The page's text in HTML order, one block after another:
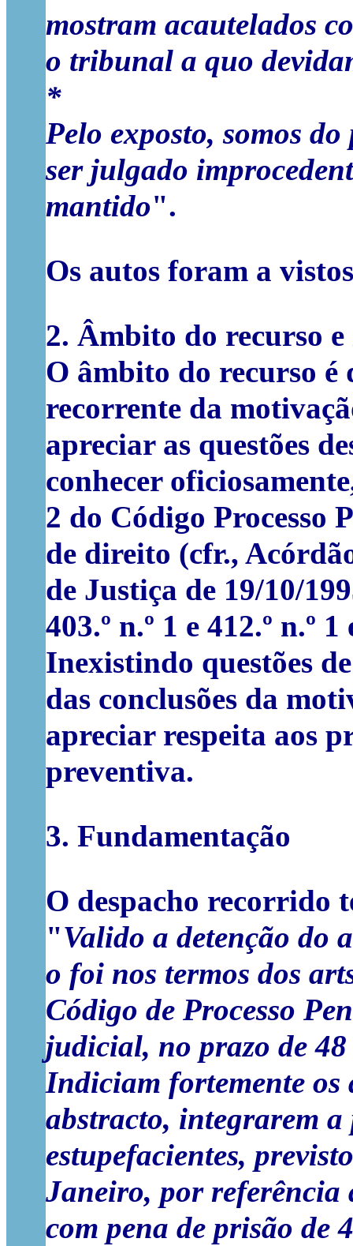
mostram acautelados
o tribunal a quo
*
Pelo exposto, somos
ser julgado
mantido".
Os autos foram a
2. Âmbito do recurso
O âmbito do recurso é
recorrente da
apreciar as questões
conhecer
2 do Código Processo
de direito (cfr.,
de Justiça de 19/10/
403.º n.º 1 e 412.º n.º
Inexistindo questões
das conclusões da
apreciar respeita aos
preventiva.
3. Fundamentação
O despacho recorrido
"Valido a detenção do
o foi nos termos dos
Código de Processo
judicial, no prazo de
Indiciam fortemente os
abstracto, integrarem
estupefacientes,
Janeiro, por referência
com pena de prisão de